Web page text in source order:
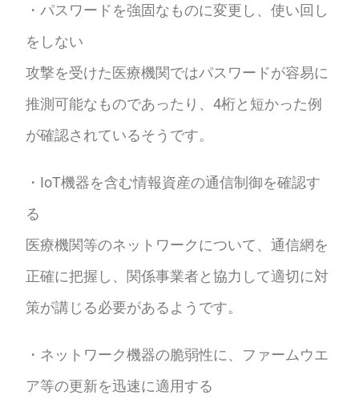
・パスワードを強固なものに変更し、使い回し
をしない
攻撃を受けた医療機関ではパスワードが容易に
推測可能なものであったり、4桁と短かった例
が確認されているそうです。
・IoT機器を含む情報資産の通信制御を確認す
る
医療機関等のネットワークについて、通信網を
正確に把握し、関係事業者と協力して適切に対
策が講じる必要があるようです。
・ネットワーク機器の脆弱性に、ファームウエ
ア等の更新を迅速に適用する